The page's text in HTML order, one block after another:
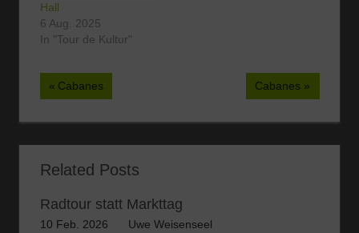
unangenehm durch
Jacke und Stimmung,
also vertagen wir den
ohne schlechtes…
Hall
6 Aug. 2025
In "Tour de Kultur"
Beitragsnavigation
Vorheriger
Cabanes
Nächster
Cabanes
Related Posts
Radtour statt Markttag
10 Feb. 2026 Uwe Weisenseel